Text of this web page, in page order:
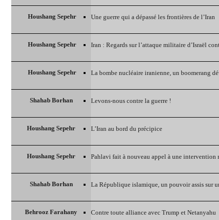
Houshang Sepehr Une guerre qui a dépassé les frontières de l’Iran
Houshang Sepehr Iran : Regards sur l’attaque militaire d’Israël
Houshang Sepehr La bombe nucléaire iranienne, un boomerang
Shahab Borhan Levons-nous contre la guerre !
Houshang Sepehr L’Iran au bord du précipice
Houshang Sepehr Pahlavi fait à nouveau appel à une
Shahab Borhan La République islamique, un pouvoir assis sur
Behrooz Farahany Contre toute alliance avec Trump et Netanyahu